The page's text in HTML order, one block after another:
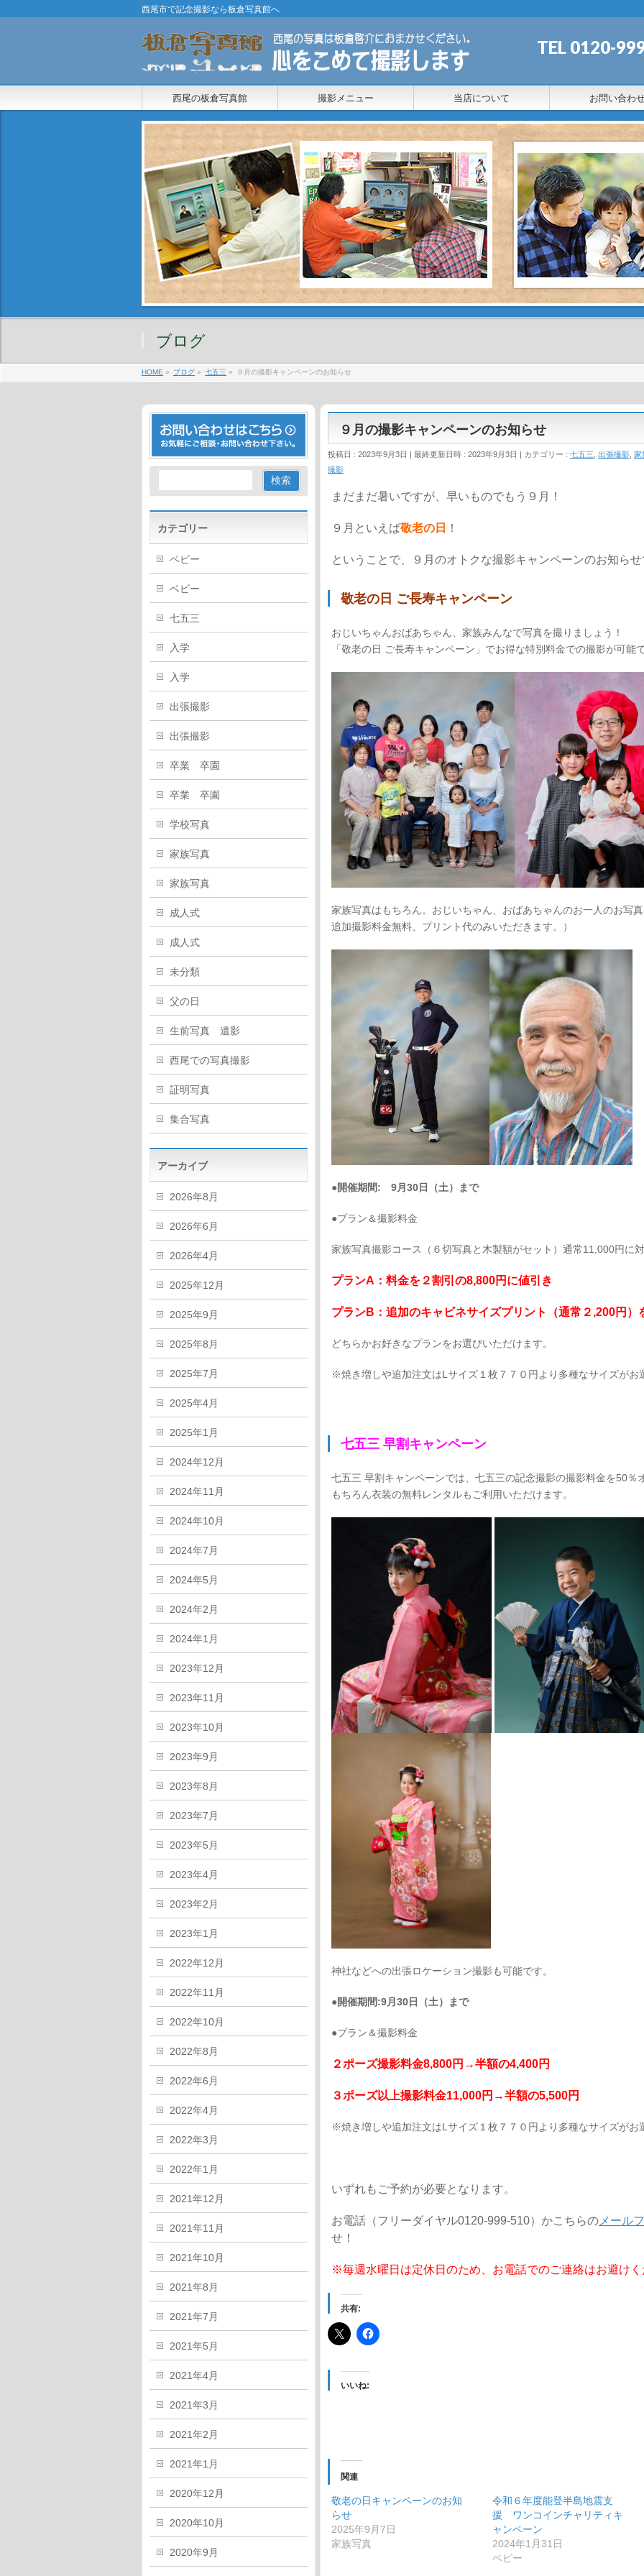
西尾市で記念撮影なら板倉写真館へ
TEL 0120-
西尾の板倉写真館 撮影メニュー 当店について お問い合わ
ブログ
HOME » ブログ » 七五三 » ９月の撮影キャンペーンのお知らせ
９月の撮影キャンペーンのお知らせ
投稿日 : 2023年9月3日 最終更新日時 : 2023年9月3日 カテゴリー : 七五三 出張撮影 家
撮影
まだまだ暑いですが、早いものでもう９月！
９月といえば敬老の日 ！
ということで、９月のオトクな撮影キャンペーンのお知ら
敬老の日 ご長寿キャンペーン
おじいちゃんおばあちゃん、家族みんなで写真を撮りましょう！
「敬老の日 ご長寿キャンペーン」でお得な特別料金での撮影が可能
家族写真はもちろん。おじいちゃん、おばあちゃんのお一人のお写
追加撮影料金無料、プリント代のみいただきます。）
●開催期間: 9月30日（土）まで
●プラン＆撮影料金
家族写真撮影コース（６切写真と木製額がセット）通常11,000円に
プランA：料金を２割引の8,800円に値引き
プランB：追加のキャビネサイズプリント（通常２,200円）
どちらかお好きなプランをお選びいただけます。
※焼き増しや追加注文はLサイズ１枚７７０円より多種なサイズがお
七五三 早割キャンペーン
七五三 早割キャンペーンでは、七五三の記念撮影の撮影料金を50％
もちろん衣装の無料レンタルもご利用いただけます。
神社などへの出張ロケーション撮影も可能です。
●開催期間:9月30日（土）まで
●プラン＆撮影料金
２ポーズ撮影料金8,800円→半額の4,400円
３ポーズ以上撮影料金11,000円→半額の5,500円
※焼き増しや追加注文はLサイズ１枚７７０円より多種なサイズがお
いずれもご予約が必要となります。
お電話（フリーダイヤル0120-999-510）かこちらの メール
せ！
※毎週水曜日は定休日のため、お電話でのご連絡はお避け
共有:
いいね:
関連
敬老の日キャンペーンのお知
らせ
2025年9月7日
家族写真
令和６年度能登半島地震支
援 ワンコインチャリティキ
ャンペーン
2024年1月31日
ベビー
カテゴリー
ベビー
ベビー
七五三
入学
入学
出張撮影
出張撮影
卒業 卒園
卒業 卒園
学校写真
家族写真
家族写真
成人式
成人式
未分類
父の日
生前写真 遺影
西尾での写真撮影
証明写真
集合写真
アーカイブ
2026年8月
2026年6月
2026年4月
2025年12月
2025年9月
2025年8月
2025年7月
2025年4月
2025年1月
2024年12月
2024年11月
2024年10月
2024年7月
2024年5月
2024年2月
2024年1月
2023年12月
2023年11月
2023年10月
2023年9月
2023年8月
2023年7月
2023年5月
2023年4月
2023年2月
2023年1月
2022年12月
2022年11月
2022年10月
2022年8月
2022年6月
2022年4月
2022年3月
2022年1月
2021年12月
2021年11月
2021年10月
2021年8月
2021年7月
2021年5月
2021年4月
2021年3月
2021年2月
2021年1月
2020年12月
2020年10月
2020年9月